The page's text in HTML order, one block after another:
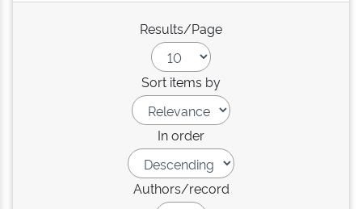
Results/Page
Sort items by
In order
Authors/record